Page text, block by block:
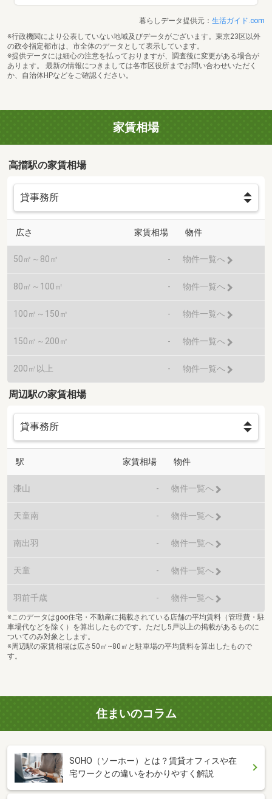
暮らしデータ提供元： 生活ガイド.com
※行政機関により公表していない地域及びデータがございます。東京23区以外
の政令指定都市は、市全体のデータとして表示しています。
※提供データには細心の注意を払っておりますが、調査後に変更がある場合が
あります。 最新の情報につきましては各市区役所までお問い合わせいただく
か、自治体HPなどをご確認ください。
家賃相場
高擶駅の家賃相場
広さ 家賃相場 物件
50㎡～80㎡ - 物件一覧へ
80㎡～100㎡ - 物件一覧へ
100㎡～150㎡ - 物件一覧へ
150㎡～200㎡ - 物件一覧へ
200㎡以上 - 物件一覧へ
周辺駅の家賃相場
駅 家賃相場 物件
漆山 - 物件一覧へ
天童南 - 物件一覧へ
南出羽 - 物件一覧へ
天童 - 物件一覧へ
羽前千歳 - 物件一覧へ
※このデータはgoo住宅・不動産に掲載されている店舗の平均賃料（管理費・駐
車場代などを除く）を算出したものです。ただし5戸以上の掲載があるものに
ついてのみ対象とします。
※周辺駅の家賃相場は広さ50㎡~80㎡と駐車場の平均賃料を算出したもので
す。
住まいのコラム
SOHO（ソーホー）とは？賃貸オフィスや在
宅ワークとの違いをわかりやすく解説